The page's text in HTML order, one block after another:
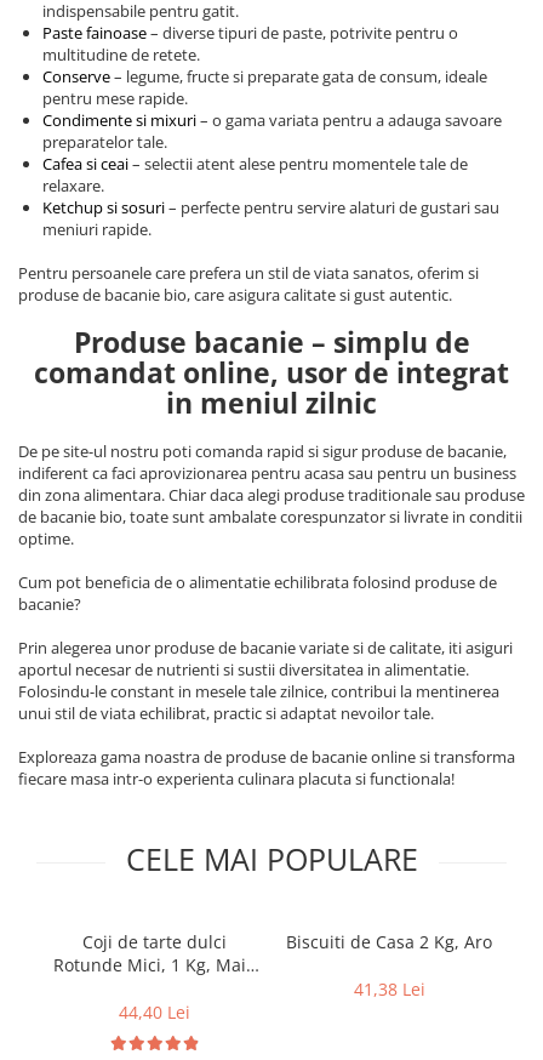
Sosuri si dressinguri
Siropuri si toppinguri
Condimente
Faina, orez & alte alimente de baza
Paste fainoase si cereale
Ulei, otet
Cafea si ceai
tartinabile
Dulciuri
Chipsuri & Snaksuri
Conserve
Chipsuri & Snacksuri
Bauturi Non-Alcoolice
Bauturi carbogazoase
Bauturi necarbogazoase
Bauturi energizante
Apa
Siropuri
Hartie igienica
Dezinfectant toaleta
Detartrant toaleta
Solutii suprafete baie
Odorizant toaleta
Absorbant umiditate
Solutii desfundat tevi
Perii wc
Produse curatare bucatarie
Detergent vase
Solutii suprafete bucatarie
Saci menajeri
Bureti vase si lavete
Prosoape de hartie si servetele
Manusi unica folosinta
Vesela unica folosinta
Maturi, mopuri si galeti
Accesorii maturi, mopuri & galeti
Produse curatare casa si exterior
Detergenti universali
Solutii dezinfectante
Servetele umede antibacteriene
Solutie curatat mobila
Stergatoare geam
Produse ingrijire incaltaminte si
Masini curatat pardoseli
Odorizant camera
Servetele umede antibacteriene
pentru maini
Lotiuni si creme de corp
Tratamente ingrijire corp
Deodorante si antiperspirante
Ceara, benzi si creme depilatoare
Plasturi
Sapun dezinfectant
Sampon de par
Tratamente si masca de par
Vopsea de par si oxidant
Fixativ si spuma de par
Ceara de par si gel
Produse ingrijire barba si mustata
Igiena intima
Geluri si deodorante igiena intima
Tampoane si absorbante
Scutece adulti
Solare
Produse autobronzante
Produse cu protectie solara
Igiena dentara
Pasta de dinti
Luciu si balsam de buze
Produse dezinfectante
Alcool sanitar
indispensabile pentru gatit.
Paste fainoase– diverse tipuri de paste, potrivite pentru o
multitudine de retete.
Conserve– legume, fructe si preparate gata de consum, ideale
pentru mese rapide.
Condimente si mixuri– o gama variata pentru a adauga savoare
preparatelor tale.
Cafea si ceai– selectii atent alese pentru momentele tale de
relaxare.
Ketchup si sosuri– perfecte pentru servire alaturi de gustari sau
meniuri rapide.
Pentru persoanele care prefera un stil de viata sanatos, oferim si
produse de bacanie bio, care asigura calitate si gust autentic.
Produse bacanie – simplu de
comandat online, usor de integrat
in meniul zilnic
De pe site-ul nostru poti comanda rapid si sigur produse de bacanie,
indiferent ca faci aprovizionarea pentru acasa sau pentru un business
din zona alimentara. Chiar daca alegi produse traditionale sau produse
de bacanie bio, toate sunt ambalate corespunzator si livrate in conditii
optime.
Cum pot beneficia de o alimentatie echilibrata folosind produse de
bacanie?
Prin alegerea unor produse de bacanie variate si de calitate, iti asiguri
aportul necesar de nutrienti si sustii diversitatea in alimentatie.
Folosindu-le constant in mesele tale zilnice, contribui la mentinerea
unui stil de viata echilibrat, practic si adaptat nevoilor tale.
Exploreaza gama noastra de produse de bacanie online si transforma
fiecare masa intr-o experienta culinara placuta si functionala!
CELE MAI POPULARE
Coji de tarte dulci
Rotunde Mici, 1 Kg, Maia
44,40 Lei
Biscuiti de Casa 2 Kg, Aro
41,38 Lei